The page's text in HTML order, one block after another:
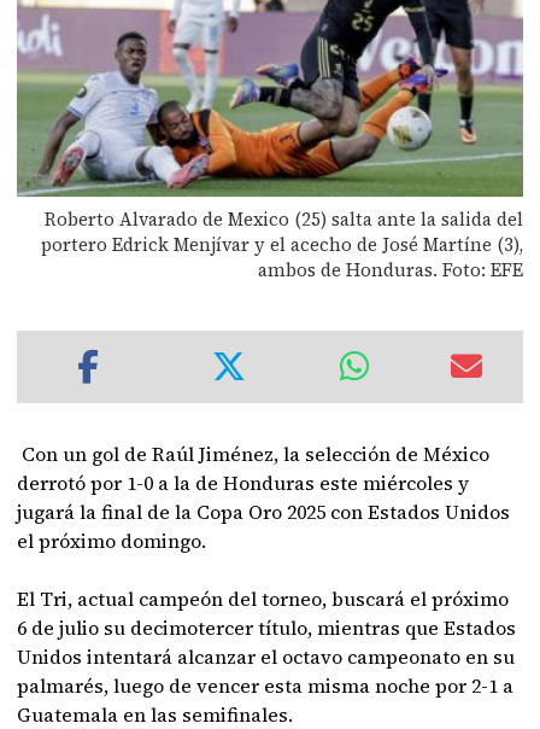
Roberto Alvarado de Mexico (25) salta ante la salida del
portero Edrick Menjívar y el acecho de José Martíne (3),
ambos de Honduras. Foto: EFE
Con un gol de Raúl Jiménez, la selección de México
derrotó por 1-0 a la de Honduras este miércoles y
jugará la final de la Copa Oro 2025 con Estados Unidos
el próximo domingo.
El Tri, actual campeón del torneo, buscará el próximo
6 de julio su decimotercer título, mientras que Estados
Unidos intentará alcanzar el octavo campeonato en su
palmarés, luego de vencer esta misma noche por 2-1 a
Guatemala en las semifinales.